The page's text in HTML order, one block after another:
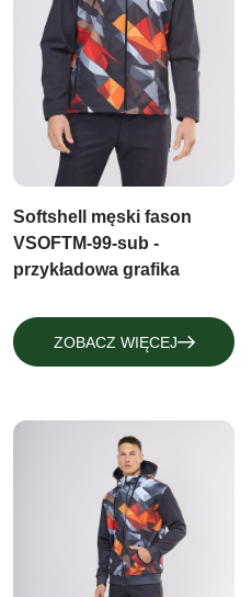
Softshell męski fason
VSOFTM-99-sub -
przykładowa grafika
ZOBACZ WIĘCEJ